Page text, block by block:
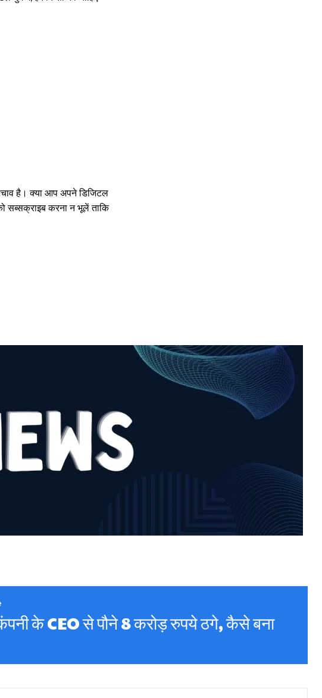
है। क्या आप अपने डिजिटल
सब्सक्राइब करना न भूलें ताकि
के CEO से पौने 8 करोड़ रुपये ठगे, कैसे बना